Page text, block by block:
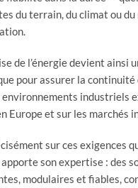
du terrain, du climat ou
de l’énergie devient ainsi
pour assurer la continuité
environnements industriels
Europe et sur les marchés
sur ces exigences
son expertise : des
modulaires et fiables,